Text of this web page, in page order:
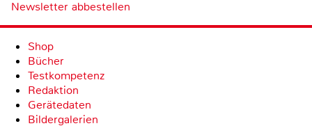
Newsletter abbestellen
Shop
Bücher
Testkompetenz
Redaktion
Gerätedaten
Bildergalerien